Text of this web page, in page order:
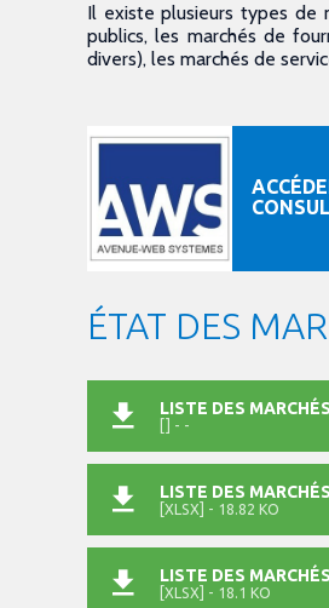
Il existe plusieurs types de
publics, les marchés de
divers), les marchés de
ÉTAT DES
LISTE DES
[] - -
LISTE DES
[XLSX] - 18.82 KO
LISTE DES
[XLSX] - 18.1 KO